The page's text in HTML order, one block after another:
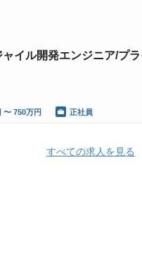
イル開発エンジニア/プ
〜 750万円 正社員
すべての求人を見る